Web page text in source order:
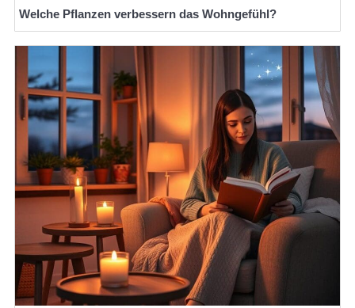
Welche Pflanzen verbessern das Wohngefühl?